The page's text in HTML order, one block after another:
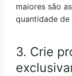
maiores são
quantidade de
3. Crie